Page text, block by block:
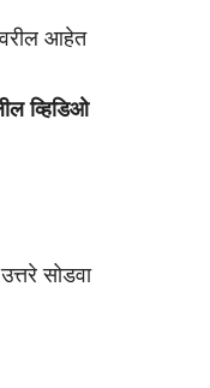
आहेत
व्हिडिओ
सोडवा